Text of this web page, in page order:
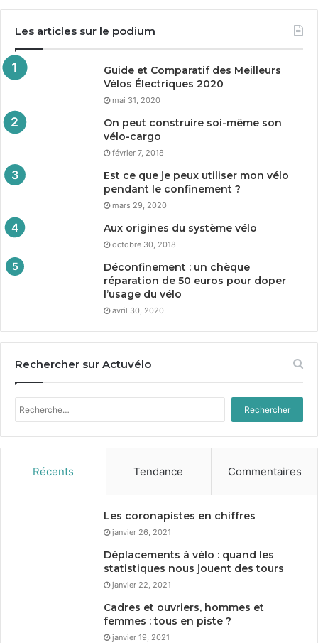
Les articles sur le podium
Guide et Comparatif des Meilleurs
Vélos Électriques 2020
mai 31, 2020
On peut construire soi-même son
vélo-cargo
février 7, 2018
Est ce que je peux utiliser mon vélo
pendant le confinement ?
mars 29, 2020
Aux origines du système vélo
octobre 30, 2018
Déconfinement : un chèque
réparation de 50 euros pour doper
l’usage du vélo
avril 30, 2020
Rechercher sur Actuvélo
Rechercher :
Récents Tendance Commentaires
Les coronapistes en chiffres
janvier 26, 2021
Déplacements à vélo : quand les
statistiques nous jouent des tours
janvier 22, 2021
Cadres et ouvriers, hommes et
femmes : tous en piste ?
janvier 19, 2021